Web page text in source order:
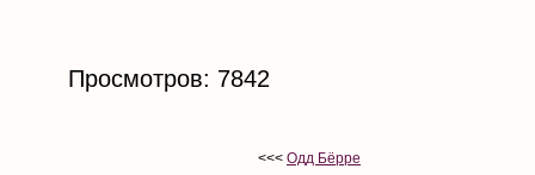
Просмотров: 7842
<<< Одд Бёрре